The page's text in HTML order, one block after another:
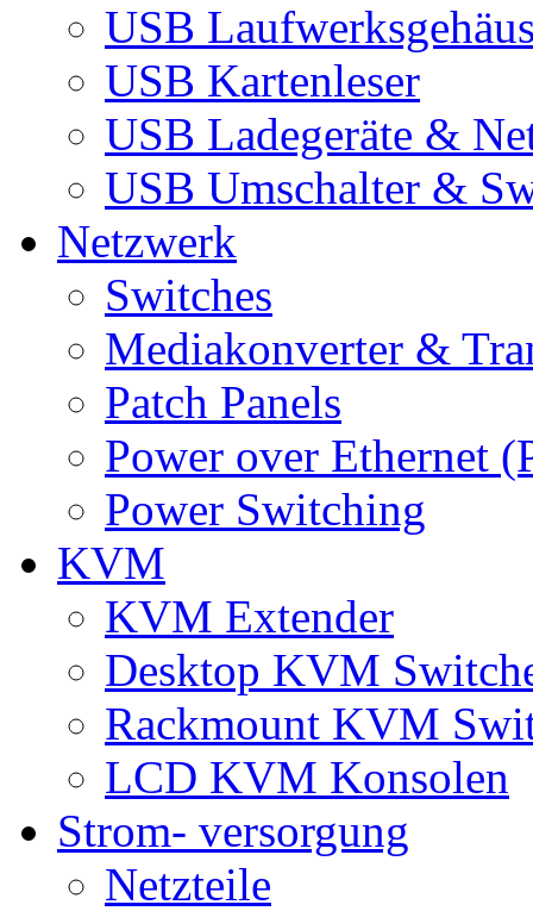
USB
USB Kartenleser
USB Ladegeräte &
USB Umschalter &
Netzwerk
Switches
Mediakonverter &
Patch Panels
Power over Ethernet
Power Switching
KVM
KVM Extender
Desktop KVM
Rackmount KVM
LCD KVM Konsolen
Strom- versorgung
Netzteile